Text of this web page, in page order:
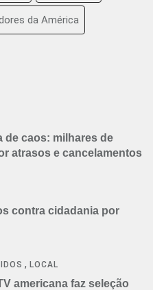
da América
de caos: milhares de
atrasos e cancelamentos
contra cidadania por
,LOCAL
americana faz seleção